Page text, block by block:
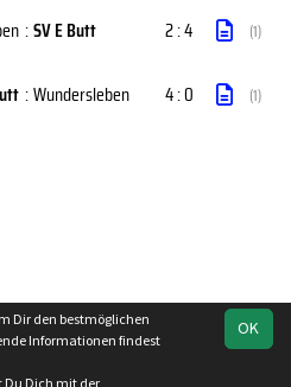
:SV E Butt 2 : 4 (1)
:Wundersleben 4 : 0 (1)
soccero.de OK
Dir den bestmöglichen
Informationen findest
Du Dich mit der